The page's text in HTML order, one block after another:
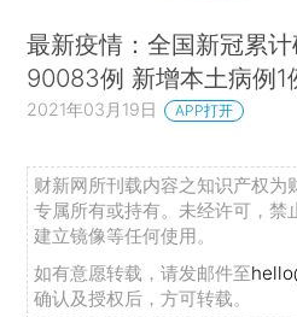
最新疫情：全国新冠累
90083例 新增本土病例1
2021年03月19日 APP打开
财新网所刊载内容之知识产权为
专属所有或持有。未经许可，禁
建立镜像等任何使用。
如有意愿转载，请发邮件至
确认及授权后，方可转载。